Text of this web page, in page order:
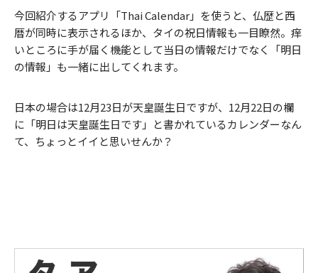
今回紹介するアプリ「Thai Calendar」を使うと、仏歴と西
暦が同時に表示されるほか、タイの祝日情報も一目瞭然。痒
いところに手が届く機能として当日の情報だけでなく「明日
の情報」も一緒に出してくれます。
日本の場合は12月23日が天皇誕生日ですが、12月22日の欄
に「明日は天皇誕生日です」と書かれているカレンダーなん
て、ちょっとイイと思いせんか？